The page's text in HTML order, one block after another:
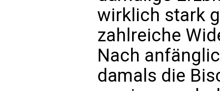
wirklich stark
zahlreiche
Nach
damals die